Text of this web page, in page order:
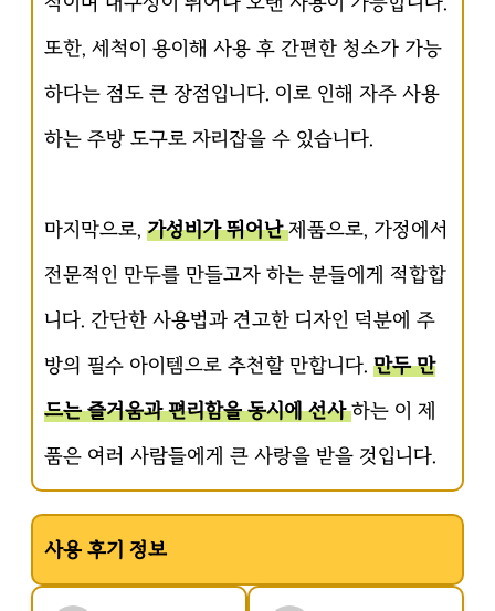
또한, 세척이 용이해 사용 후 간편한 청소가 가능
하다는 점도 큰 장점입니다. 이로 인해 자주 사용
하는 주방 도구로 자리잡을 수 있습니다.
마지막으로, 가성비가 뛰어난제품으로, 가정에서
전문적인 만두를 만들고자 하는 분들에게 적합합
니다. 간단한 사용법과 견고한 디자인 덕분에 주
방의 필수 아이템으로 추천할 만합니다. 만두 만
드는 즐거움과 편리함을 동시에 선사하는 이 제
품은 여러 사람들에게 큰 사랑을 받을 것입니다.
사용 후기 정보